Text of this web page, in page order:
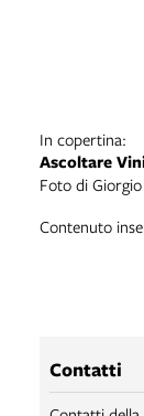
In copertina:
Ascoltare
Foto di
Contenuto
Contatti